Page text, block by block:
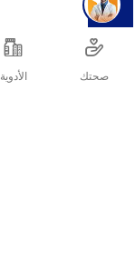
صحتك الأدوية